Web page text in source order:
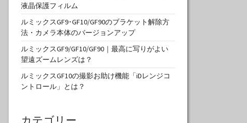
液晶保護フィルム
ルミックスGF9･GF10/GF90のブラケット解除方
法・カメラ本体のバージョンアップ
ルミックスGF9/GF10/GF90｜最高に写りがよい
望遠ズームレンズは？
ルミックスGF10の撮影お助け機能「iDレンジコ
ントロール」とは？
カテゴリー